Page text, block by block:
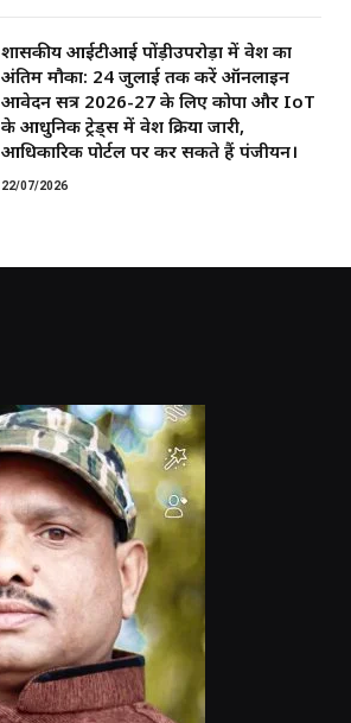
शासकीय आईटीआई पोंड़ीउपरोड़ा में प्रवेश का
अंतिम मौका: 24 जुलाई तक करें ऑनलाइन
आवेदन सत्र 2026-27 के लिए कोपा और IoT
के आधुनिक ट्रेड्स में प्रवेश प्रक्रिया जारी,
आधिकारिक पोर्टल पर कर सकते हैं पंजीयन।
22/07/2026